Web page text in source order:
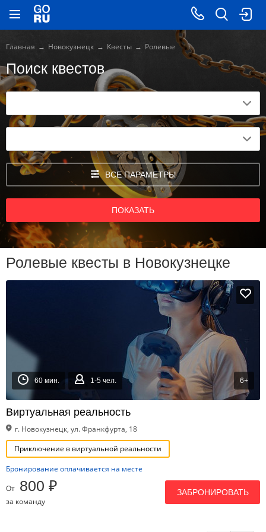
Главная Новокузнецк Квесты Ролевые
Поиск квестов
ВСЕ ПАРАМЕТРЫ
ПОКАЗАТЬ
Ролевые квесты в Новокузнецке
60 мин. 1-5 чел. 6+
Виртуальная реальность
г. Новокузнецк, ул. Франкфурта, 18
Приключение в виртуальной реальности
Бронирование оплачивается на месте
От 800 ₽
за команду
ЗАБРОНИРОВАТЬ